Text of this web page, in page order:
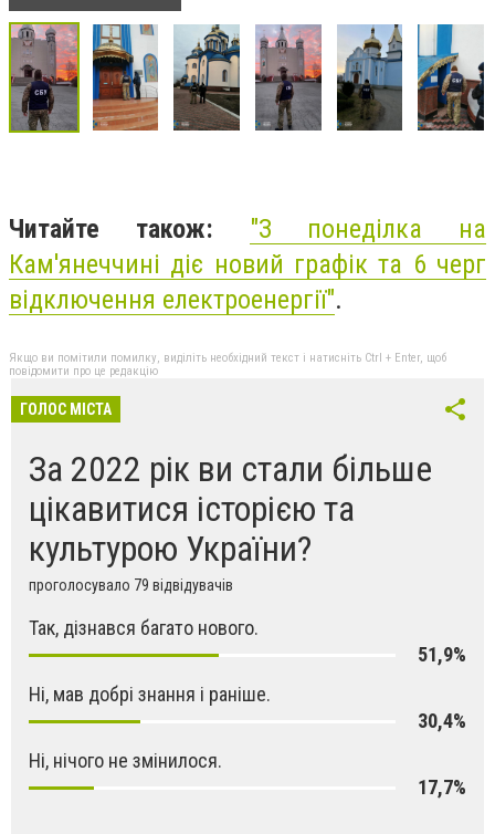
Читайте також: "З понеділка на
Кам'янеччині діє новий графік та 6 черг
відключення електроенергії".
Якщо ви помітили помилку, виділіть необхідний текст і натисніть Ctrl + Enter, щоб
повідомити про це редакцію
ГОЛОС МІСТА
За 2022 рік ви стали більше
цікавитися історією та
культурою України?
проголосувало 79 відвідувачів
Так, дізнався багато нового.
51,9%
Ні, мав добрі знання і раніше.
30,4%
Ні, нічого не змінилося.
17,7%